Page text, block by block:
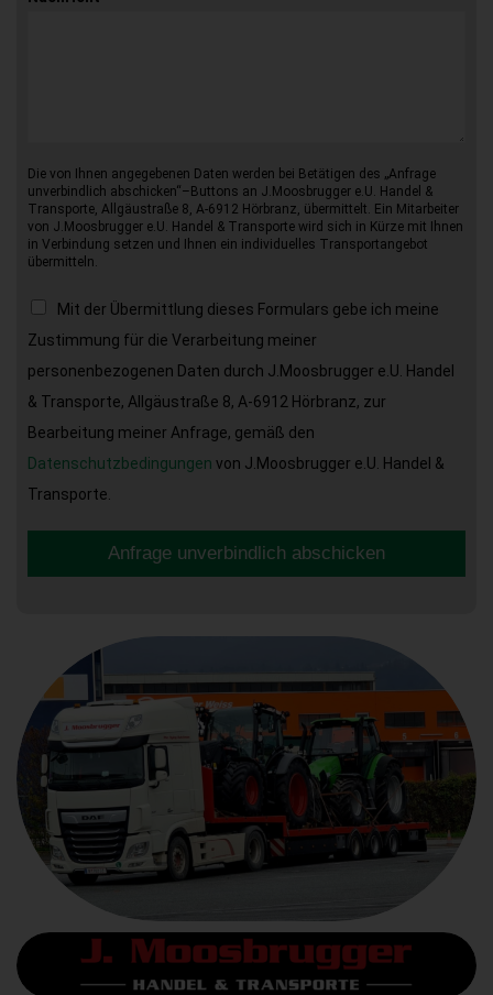
Die von Ihnen angegebenen Daten werden bei Betätigen des „Anfrage
unverbindlich abschicken“–Buttons an J.Moosbrugger e.U. Handel &
Transporte, Allgäustraße 8, A-6912 Hörbranz, übermittelt. Ein Mitarbeiter
von J.Moosbrugger e.U. Handel & Transporte wird sich in Kürze mit Ihnen
in Verbindung setzen und Ihnen ein individuelles Transportangebot
übermitteln.
Mit der Übermittlung dieses Formulars gebe ich meine
Zustimmung für die Verarbeitung meiner
personenbezogenen Daten durch J.Moosbrugger e.U. Handel
& Transporte, Allgäustraße 8, A-6912 Hörbranz, zur
Bearbeitung meiner Anfrage, gemäß den
Datenschutzbedingungen von J.Moosbrugger e.U. Handel &
Transporte.
Anfrage unverbindlich abschicken